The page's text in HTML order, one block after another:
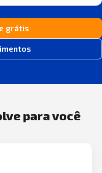
grátis
para você